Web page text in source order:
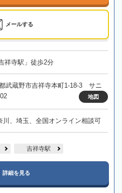
メールする
祥寺駅」徒歩2分
武蔵野市吉祥寺本町1-18-3 サニ
地図
川、埼玉、全国オンライン相談可
吉祥寺駅
詳細を見る